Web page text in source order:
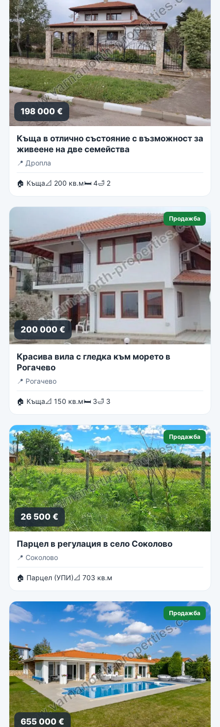
198 000 €
Къща в отлично състояние с възможност за
живеене на две семейства
📍 Дропла
🏠 Къща📐 200 кв.м🛏 4🛁 2
Продажба
200 000 €
Красива вила с гледка към морето в
Рогачево
📍 Рогачево
🏠 Къща📐 150 кв.м🛏 3🛁 3
Продажба
26 500 €
Парцел в регулация в село Соколово
📍 Соколово
🏠 Парцел (УПИ)📐 703 кв.м
Продажба
655 000 €